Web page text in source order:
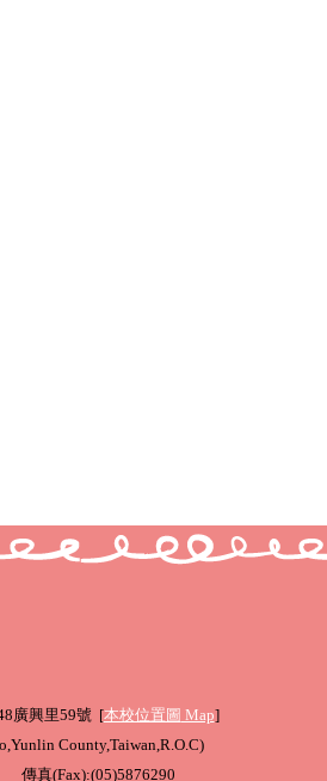
廣興里59號 [本校位置圖 Map]
County,Taiwan,R.O.C)
傳真(Fax):(05)5876290